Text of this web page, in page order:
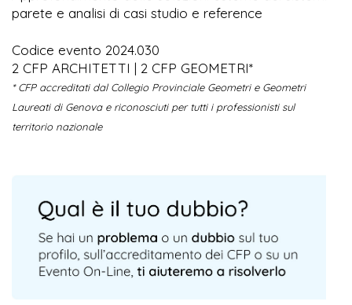
parete e analisi di casi studio e reference
Codice evento 2024.030
2 CFP ARCHITETTI | 2 CFP GEOMETRI*
* CFP accreditati dal Collegio Provinciale Geometri e Geometri
Laureati di Genova e riconosciuti per tutti i professionisti sul
territorio nazionale